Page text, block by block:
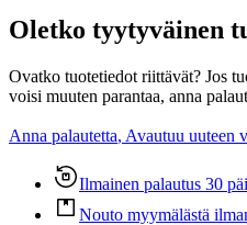
Oletko tyytyväinen
Ovatko tuotetiedot riittävät? Jos
voisi muuten parantaa, anna
Anna palautetta, Avautuu uuteen
Ilmainen palautus 30
Nouto myymälästä